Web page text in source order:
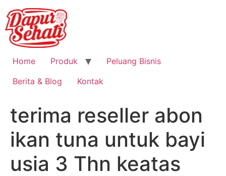
Home Produk
Peluang Bisnis
Berita & Blog
Kontak
terima reseller abon
ikan tuna untuk bayi
usia 3 Thn keatas